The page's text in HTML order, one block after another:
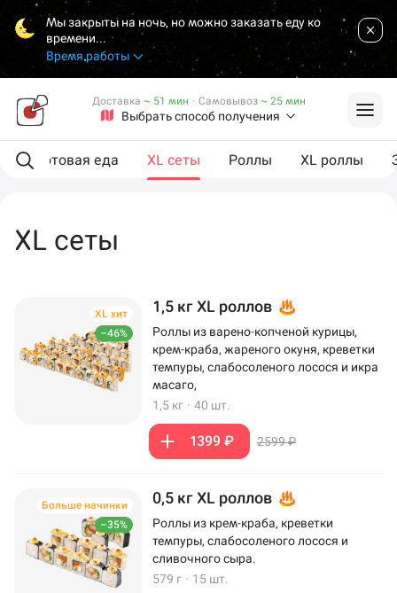
Мы закрыты на ночь, но можно заказать еду ко
времени...
Время работы
Выбрать способ получения
Доставка ~ 51 мин · Самовывоз ~ 25 мин
Готовая еда XL сеты Роллы XL роллы
XL сеты
–46%
XL хит 1,5 кг XL роллов
Роллы из варено-копченой курицы,
крем-краба, жареного окуня, креветки
темпуры, слабосоленого лосося и икра
масаго,
1,5 кг · 40 шт.
1399 ₽ 2599 ₽
–35%
Больше начинки 0,5 кг XL роллов
Роллы из крем-краба, креветки
темпуры, слабосоленого лосося и
сливочного сыра.
579 г · 15 шт.